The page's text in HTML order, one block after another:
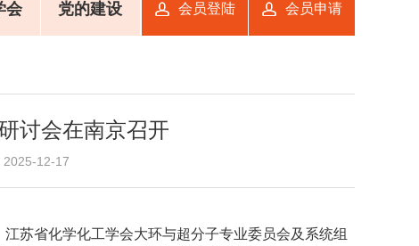
会 党的建设 会员登陆 会员申请
讨会在南京召开
12-17
苏省化学化工学会大环与超分子专业委员会及系统组